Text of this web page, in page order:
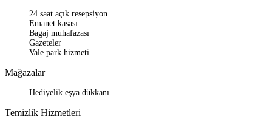
24 saat açık resepsiyon
Emanet kasası
Bagaj muhafazası
Gazeteler
Vale park hizmeti
Mağazalar
Hediyelik eşya dükkanı
Temizlik Hizmetleri